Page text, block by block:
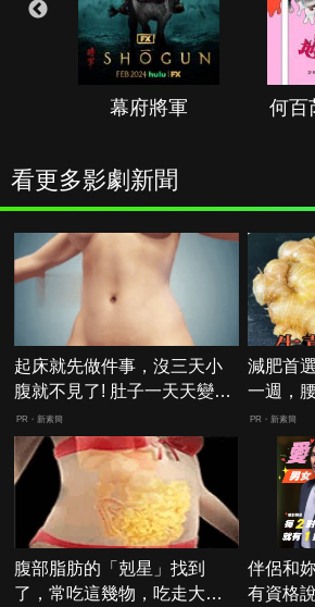
幕府將軍
何百
看更多影劇新聞
起床就先做件事，沒三天小
腹就不見了! 肚子一天天變
小！
PR・新素簡
減肥首
一週，
人生
PR・新素簡
腹部脂肪的「剋星」找到
了，常吃這幾物，吃走大肚
伴侶和
有資格